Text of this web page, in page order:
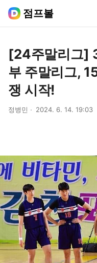
점프볼
[24주말리그]
부 주말리그,
쟁 시작!
정병민 2024. 6. 14. 19:03